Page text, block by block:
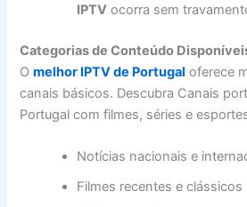
IPTV ocorra sem
Categorias de Conteúdo
Omelhor IPTV de Portugal oferece
canais básicos. Descubra Canais
Portugal com filmes, séries e
Notícias nacionais e
Filmes recentes e clássicos